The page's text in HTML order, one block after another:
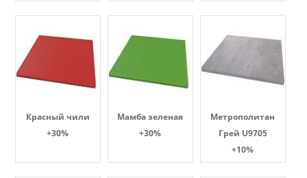
Красный чили
+30%
Мамба зеленая
+30%
Метрополитан
Грей U9705
+10%